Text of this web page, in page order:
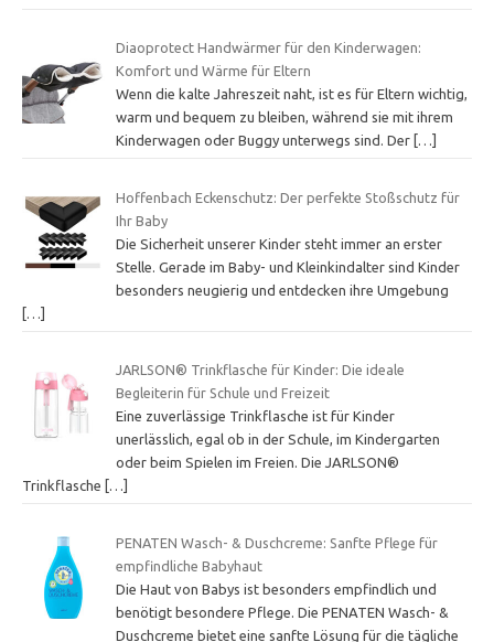
Diaoprotect Handwärmer für den Kinderwagen:
Komfort und Wärme für Eltern
Wenn die kalte Jahreszeit naht, ist es für Eltern wichtig,
warm und bequem zu bleiben, während sie mit ihrem
Kinderwagen oder Buggy unterwegs sind. Der […]
Hoffenbach Eckenschutz: Der perfekte Stoßschutz für
Ihr Baby
Die Sicherheit unserer Kinder steht immer an erster
Stelle. Gerade im Baby- und Kleinkindalter sind Kinder
besonders neugierig und entdecken ihre Umgebung
[…]
JARLSON® Trinkflasche für Kinder: Die ideale
Begleiterin für Schule und Freizeit
Eine zuverlässige Trinkflasche ist für Kinder
unerlässlich, egal ob in der Schule, im Kindergarten
oder beim Spielen im Freien. Die JARLSON®
Trinkflasche
[…]
PENATEN Wasch- & Duschcreme: Sanfte Pflege für
empfindliche Babyhaut
Die Haut von Babys ist besonders empfindlich und
benötigt besondere Pflege. Die PENATEN Wasch- &
Duschcreme bietet eine sanfte Lösung für die tägliche